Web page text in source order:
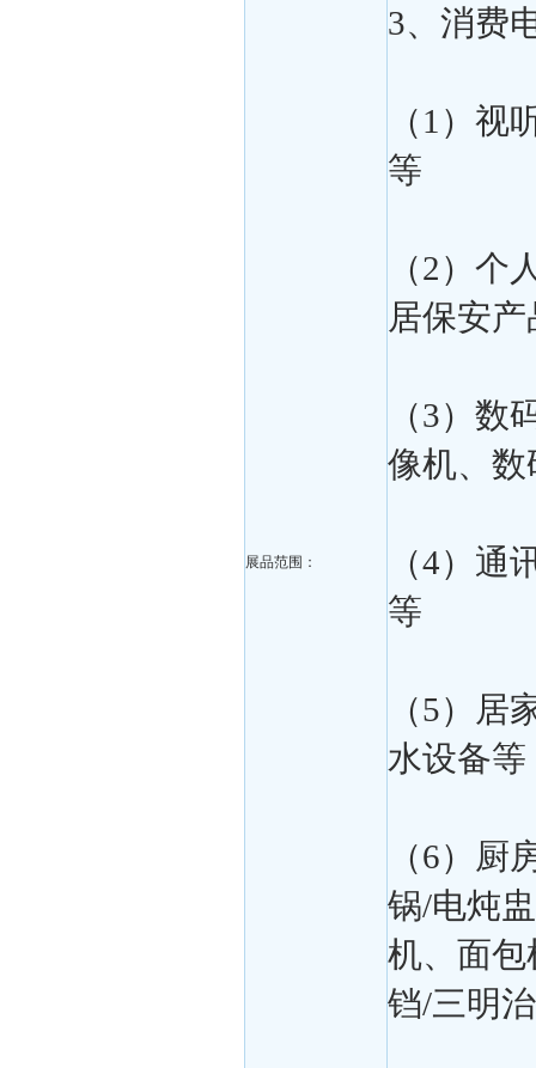
展品范围：
3、消费
（1）
等
（2）
居保安
（3）数
像机、
（4）
等
（5）
水设备等
（6）
锅/电炖
机、面
铛/三明